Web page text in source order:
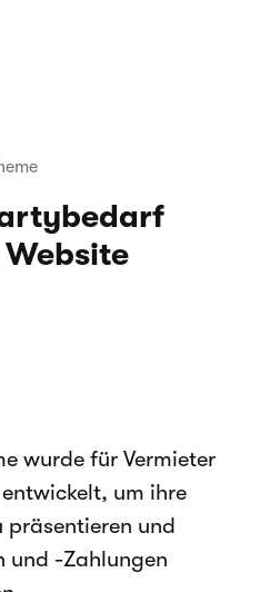
wurde für Vermieter
um ihre
präsentieren und
und -Zahlungen